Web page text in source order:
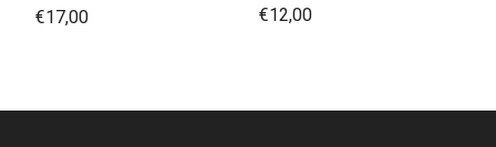
€17,00 €12,00